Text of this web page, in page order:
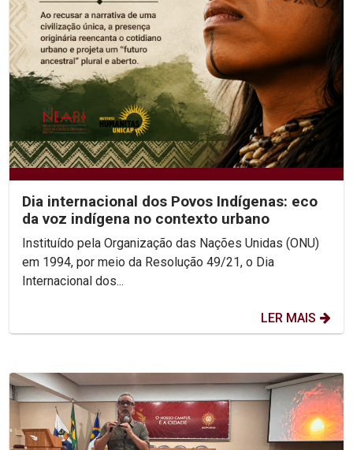
Dia internacional dos Povos Indígenas: eco
da voz indígena no contexto urbano
Instituído pela Organização das Nações Unidas (ONU)
em 1994, por meio da Resolução 49/21, o Dia
Internacional dos...
LER MAIS